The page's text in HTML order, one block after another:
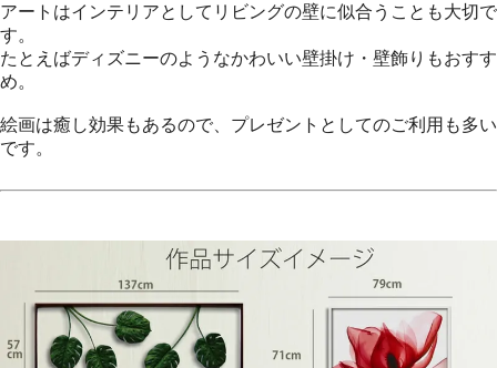
アートはインテリアとしてリビングの壁に似合うことも大切で
す。
たとえばディズニーのようなかわいい壁掛け・壁飾りもおすす
め。
絵画は癒し効果もあるので、プレゼントとしてのご利用も多い
です。